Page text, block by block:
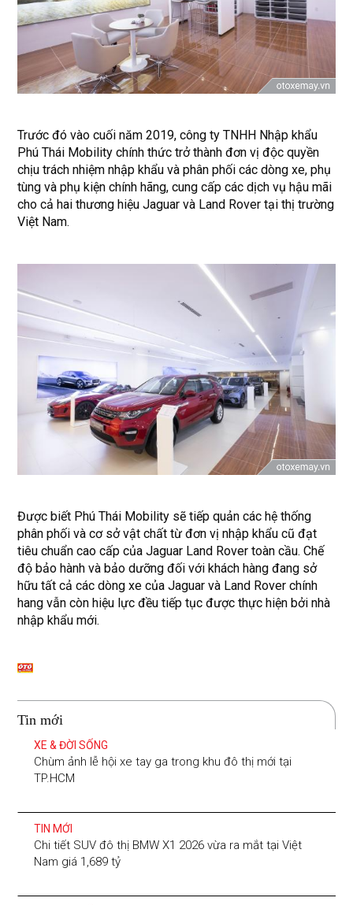
Trước đó vào cuối năm 2019, công ty TNHH Nhập khẩu
Phú Thái Mobility chính thức trở thành đơn vị độc quyền
chịu trách nhiệm nhập khẩu và phân phối các dòng xe, phụ
tùng và phụ kiện chính hãng, cung cấp các dịch vụ hậu mãi
cho cả hai thương hiệu Jaguar và Land Rover tại thị trường
Việt Nam.
Được biết Phú Thái Mobility sẽ tiếp quản các hệ thống
phân phối và cơ sở vật chất từ đơn vị nhập khẩu cũ đạt
tiêu chuẩn cao cấp của Jaguar Land Rover toàn cầu. Chế
độ bảo hành và bảo dưỡng đối với khách hàng đang sở
hữu tất cả các dòng xe của Jaguar và Land Rover chính
hang vẫn còn hiệu lực đều tiếp tục được thực hiện bởi nhà
nhập khẩu mới.
Tin mới
XE & ĐỜI SỐNG
Chùm ảnh lễ hội xe tay ga trong khu đô thị mới tại
TP.HCM
TIN MỚI
Chi tiết SUV đô thị BMW X1 2026 vừa ra mắt tại Việt
Nam giá 1,689 tỷ